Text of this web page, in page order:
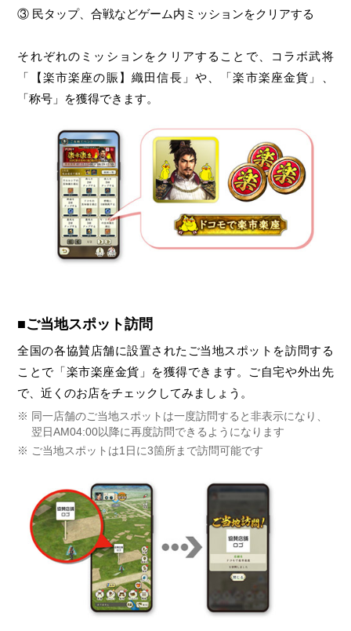
③ 民タップ、合戦などゲーム内ミッションをクリアする
それぞれのミッションをクリアすることで、コラボ武将
「【楽市楽座の賑】織田信長」や、「楽市楽座金貨」、
「称号」を獲得できます。
■ご当地スポット訪問
全国の各協賛店舗に設置されたご当地スポットを訪問する
ことで「楽市楽座金貨」を獲得できます。ご自宅や外出先
で、近くのお店をチェックしてみましょう。
同一店舗のご当地スポットは一度訪問すると非表示になり、
翌日AM04:00以降に再度訪問できるようになります
ご当地スポットは1日に3箇所まで訪問可能です